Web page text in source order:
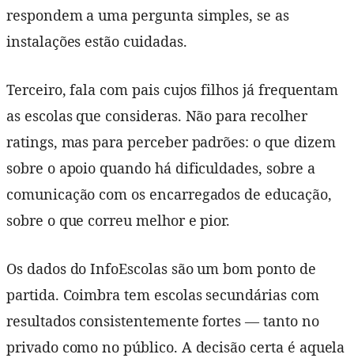
respondem a uma pergunta simples, se as
instalações estão cuidadas.
Terceiro, fala com pais cujos filhos já frequentam
as escolas que consideras. Não para recolher
ratings, mas para perceber padrões: o que dizem
sobre o apoio quando há dificuldades, sobre a
comunicação com os encarregados de educação,
sobre o que correu melhor e pior.
Os dados do InfoEscolas são um bom ponto de
partida. Coimbra tem escolas secundárias com
resultados consistentemente fortes — tanto no
privado como no público. A decisão certa é aquela